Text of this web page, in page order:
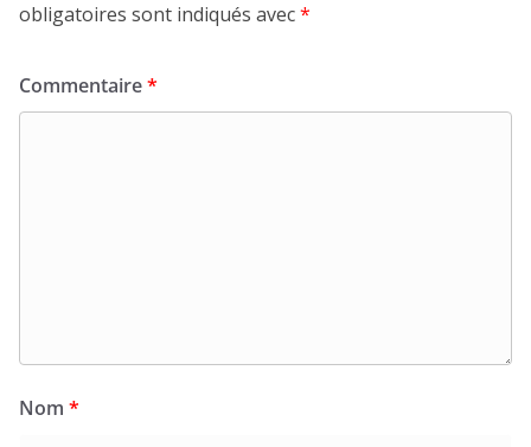
obligatoires sont indiqués avec*
Commentaire*
Nom *